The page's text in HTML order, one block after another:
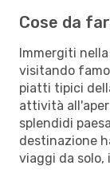
Cose da
Immergiti
visitando
piatti tipici
attività
splendidi
destinazione
viaggi da solo,